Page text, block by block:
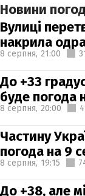
Новини
Вулиці
накрила
8 серпня, 21:00
До +33
буде
8 серпня, 20:00
Частину
погода на 9
8 серпня, 19:15
До +38, але